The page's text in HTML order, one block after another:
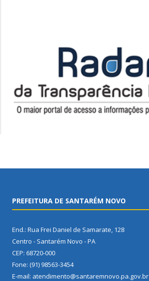
PREFEITURA DE SANTARÉM NOVO
End.: Rua Frei Daniel de Samarate, 128
Centro - Santarém Novo - PA
CEP: 68720-000
Fone: (91) 98563-3454
E-mail: atendimento@santaremnovo.pa.gov.br